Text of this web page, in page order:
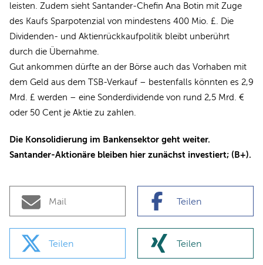
leisten. Zudem sieht Santander-Chefin Ana Botin mit Zuge
des Kaufs Sparpotenzial von mindestens 400 Mio. £. Die
Dividenden- und Aktienrückkaufpolitik bleibt unberührt
durch die Übernahme.
Gut ankommen dürfte an der Börse auch das Vorhaben mit
dem Geld aus dem TSB-Verkauf – bestenfalls könnten es 2,9
Mrd. £ werden – eine Sonderdividende von rund 2,5 Mrd. €
oder 50 Cent je Aktie zu zahlen.
Die Konsolidierung im Bankensektor geht weiter.
Santander-Aktionäre bleiben hier zunächst investiert; (B+).
Mail Teilen
Teilen Teilen